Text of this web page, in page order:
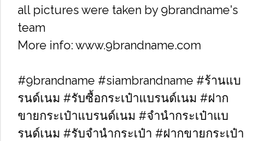
all pictures were taken by 9brandname's
team
More info: www.9brandname.com
#9brandname #siambrandname #ร้านแบ
รนด์เนม #รับซื้อกระเป๋าแบรนด์เนม​ #ฝาก
ขายกระเป๋าแบรนด์เนม​ #จำนำกระเป๋าแบ
รนด์เนม​ #รับจำนำกระเป๋า #ฝากขายกระเป๋า